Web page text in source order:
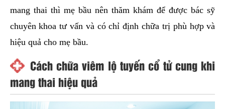
mang thai thì mẹ bầu nên thăm khám để được bác sỹ
chuyên khoa tư vấn và có chỉ định chữa trị phù hợp và
hiệu quả cho mẹ bầu.
Cách chữa viêm lộ tuyến cổ tử cung khi
mang thai hiệu quả